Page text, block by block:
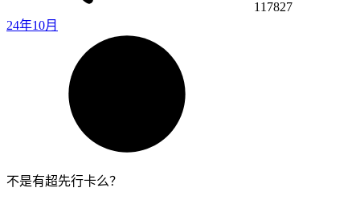
117827
24年10月
不是有超先行卡么？